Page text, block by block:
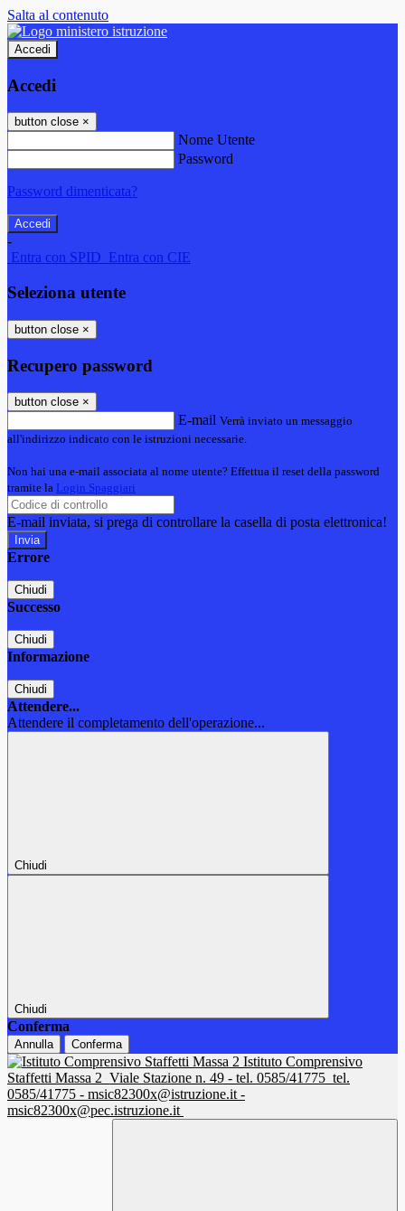
Salta al contenuto
Accedi
Accedi
button close ×
Nome Utente
Password
Password dimenticata?
-
Entra con SPID Entra con CIE
Seleziona utente
button close ×
Recupero password
button close ×
E-mail Verrà inviato un messaggio
all'indirizzo indicato con le istruzioni necessarie.
Non hai una e-mail associata al nome utente? Effettua il reset della password
tramite la Login Spaggiari
E-mail inviata, si prega di controllare la casella di posta elettronica!
Errore
Chiudi
Successo
Chiudi
Informazione
Chiudi
Attendere...
Attendere il completamento dell'operazione...
Chiudi
Chiudi
Conferma
Annulla Conferma
Istituto Comprensivo
Staffetti Massa 2 Viale Stazione n. 49 - tel. 0585/41775 tel.
0585/41775 - msic82300x@istruzione.it -
msic82300x@pec.istruzione.it